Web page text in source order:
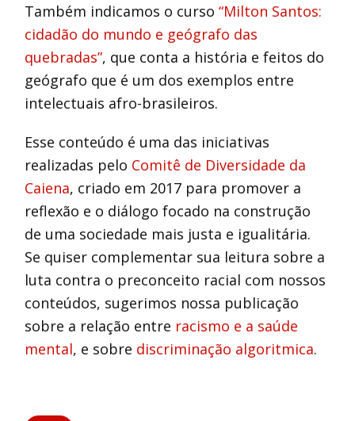
Também indicamos o curso“Milton Santos:
cidadão do mundo e geógrafo das
quebradas”, que conta a história e feitos do
geógrafo que é um dos exemplos entre
intelectuais afro-brasileiros.
Esse conteúdo é uma das iniciativas
realizadas pelo Comitê de Diversidade da
Caiena, criado em 2017 para promover a
reflexão e o diálogo focado na construção
de uma sociedade mais justa e igualitária.
Se quiser complementar sua leitura sobre a
luta contra o preconceito racial com nossos
conteúdos, sugerimos nossa publicação
sobre a relação entre racismo e a saúde
mental, e sobre discriminação algoritmica.